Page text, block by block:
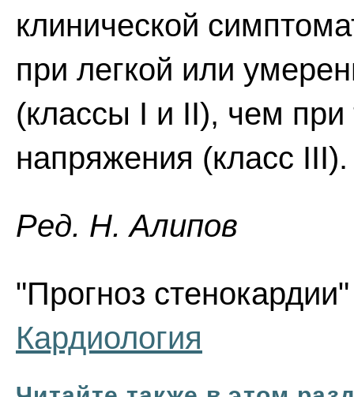
клинической
при легкой или
(классы I и II), чем
напряжения (класс III).
Ред. Н. Алипов
"Прогноз
Кардиология